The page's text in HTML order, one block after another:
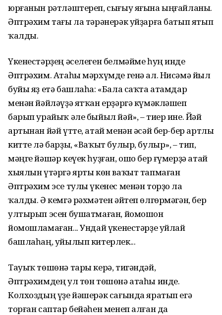
юрғанын рәтләштереп, сығыу яғына ыңғайланы.
Әптрәхим тағы ла тәрәнерәк уйҙарға батып ятып
ҡалды.
Үкенестәрҙең әселеген белмәйме һуң инде
Әптрәхим. Атаһы мәрхүмде генә ал. Нисәмә йыл
буйы яҙ етә башлаһа: «Бала саҡта атамдар
менән йәйләүҙә ятҡан ерҙәргә күмәкләшеп
барып урайыҡ әле быйыл йәй», – тиер ине. Йәй
артынан йәй үтте, атай менән әсәй бер-бер артлы
китте лә барҙы, «Ваҡыт булыр, булыр», – тип,
мәңге йәшәр кеүек һуҙған, ошо бер ғүмерҙә атай
хыялын үтәргә ярты көн ваҡыт тапмаған
Әптрәхим эсе тулы үкенес менән торҙо ла
ҡалды. Ә кемгә рәхмәтен әйтеп өлгөрмәгән, бер
ултырып эсен бушатмаған, йомошон
йомошламаған... Ундай үкенестәрҙе уйлай
башлаһаң, уйылып китерлек...
Тауыҡ төшөнә тары керә, тигәндәй,
Әптрәхимдең ул төн төшөнә атаһы инде.
Колхоздың үҙе йәшерәк сағында яратып егә
торған саптар бейәһен менеп алған да